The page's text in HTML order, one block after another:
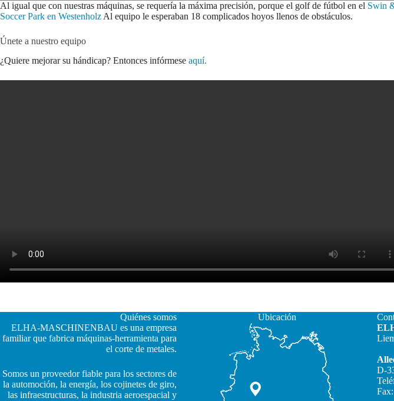
Al igual que con nuestras máquinas, se requería la máxima precisión, porque el golf de fútbol en el Swin
Soccer Park en Westenholz Al equipo le esperaban 18 complicados hoyos llenos de obstáculos.
Únete a nuestro equipo
¿Quiere mejorar su hándicap? Entonces infórmese aquí.
Quiénes somos
ELHA-MASCHINENBAU es una empresa
familiar que fabrica máquinas-herramienta para
el corte de metales.
Somos un proveedor fiable para los sectores de
la automoción, la energía, los cojinetes de giro,
las infraestructuras, la industria aeroespacial y
Ubicación
D-
JA